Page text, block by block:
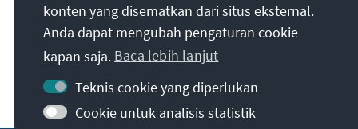
Misi kami
Kontak
Penawaran lebih lanjut dari yayasan
konten yang disematkan dari situs eksternal.
Anda dapat mengubah pengaturan cookie
kapan saja. Baca lebih lanjut
Teknis cookie yang diperlukan
Cookie untuk analisis statistik